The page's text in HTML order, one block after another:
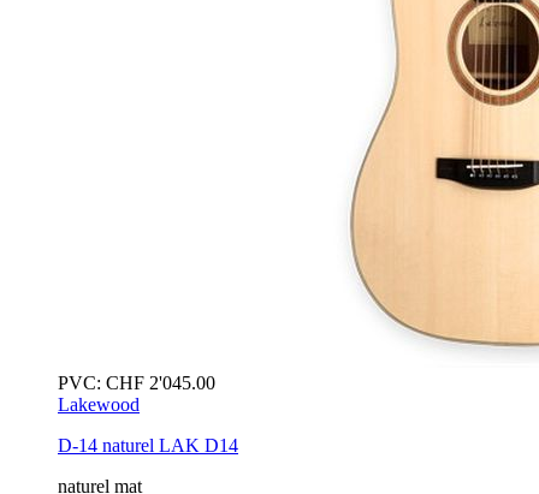
PVC: CHF 2'045.00
Lakewood
D-14 naturel LAK D14
naturel mat